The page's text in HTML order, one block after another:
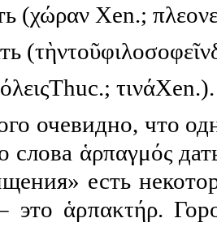
(χώραν Xen.;
τινάXen.).
очевидно, что
слова ἁρπαγμός
есть
это ἁρπακτήρ.